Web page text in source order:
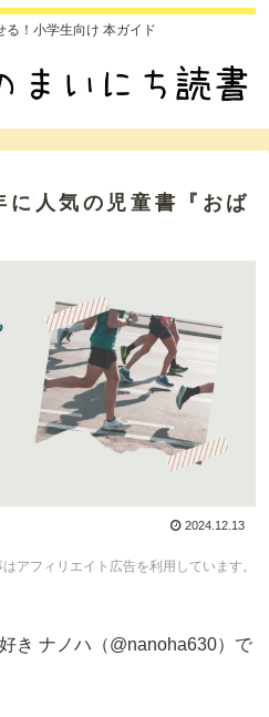
る！小学生向け 本ガイド
に人気の児童書『おば
2024.12.13
アフィリエイト広告を利用しています。
き ナノハ（@nanoha630）で